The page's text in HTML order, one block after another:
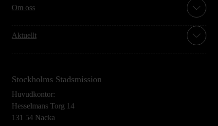
Om oss
Aktuellt
Stockholms Stadsmission
Huvudkontor:
Hesselmans Torg 14
131 54 Nacka